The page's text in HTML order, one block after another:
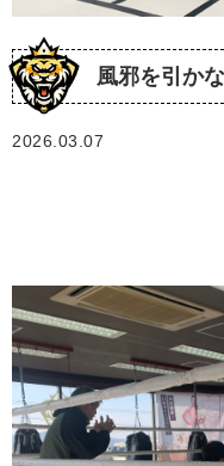
風邪を引か
2026.03.07